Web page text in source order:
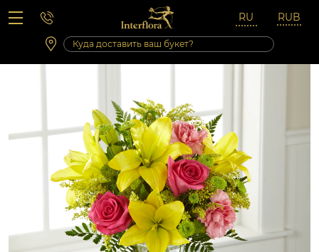
Вопросы-ответы
Сб 10:00 ‐ 14:00
Выходные и праздничные дни